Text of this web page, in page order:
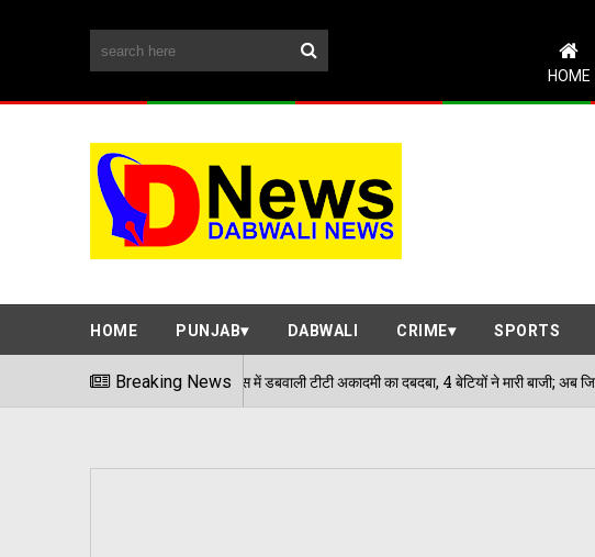
HOME
HOME PUNJAB DABWALI CRIME SPORTS
Breaking News
पंजाब स्कूल गेम्स में डबवाली टीटी अकादमी का दबदबा, 4 बेटियों ने मारी बाजी; अब जिला स्तर पर दिखाएंगी दम